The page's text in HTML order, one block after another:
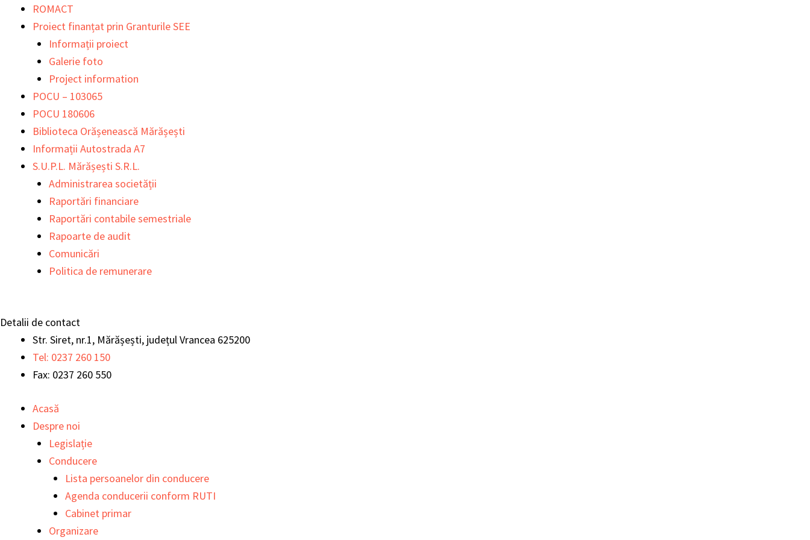
Menu
ROMACT
Proiect finanțat prin Granturile SEE
Informații proiect
Galerie foto
Project information
POCU – 103065
POCU 180606
Biblioteca Orășenească Mărășești
Informații Autostrada A7
S.U.P.L. Mărășești S.R.L.
Administrarea societății
Raportări financiare
Raportări contabile semestriale
Rapoarte de audit
Comunicări
Politica de remunerare
Detalii de contact
Str. Siret, nr.1, Mărășești, județul Vrancea 625200
Tel: 0237 260 150
Fax: 0237 260 550
Acasă
Despre noi
Legislație
Conducere
Lista persoanelor din conducere
Agenda conducerii conform RUTI
Cabinet primar
Organizare
Menu